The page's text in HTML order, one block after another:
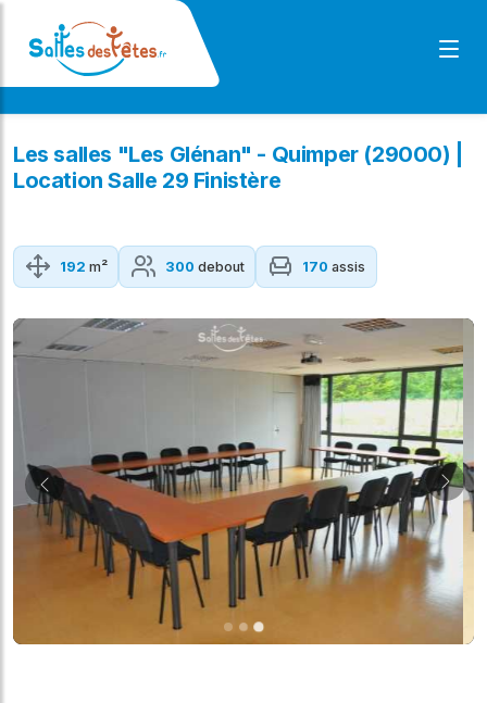
Les salles "Les Glénan" - Quimper (29000) |
Location Salle 29 Finistère
192 m² 300 debout 170 assis
Précédent